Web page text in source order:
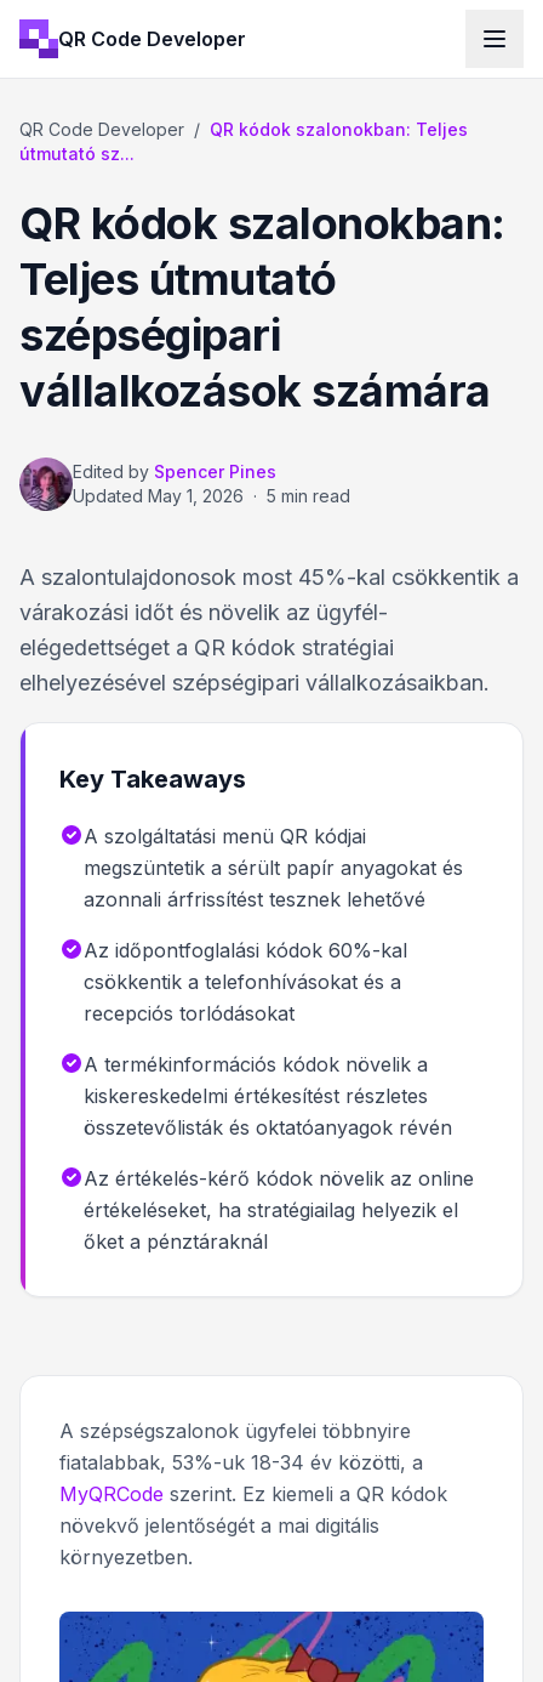
QR Code Developer
QR Code Developer / QR kódok szalonokban: Teljes
útmutató sz...
QR kódok szalonokban:
Teljes útmutató
szépségipari
vállalkozások számára
Edited by Spencer Pines
Updated May 1, 2026 · 5 min read
A szalontulajdonosok most 45%-kal csökkentik a
várakozási időt és növelik az ügyfél-
elégedettséget a QR kódok stratégiai
elhelyezésével szépségipari vállalkozásaikban.
Key Takeaways
A szolgáltatási menü QR kódjai
megszüntetik a sérült papír anyagokat és
azonnali árfrissítést tesznek lehetővé
Az időpontfoglalási kódok 60%-kal
csökkentik a telefonhívásokat és a
recepciós torlódásokat
A termékinformációs kódok növelik a
kiskereskedelmi értékesítést részletes
összetevőlisták és oktatóanyagok révén
Az értékelés-kérő kódok növelik az online
értékeléseket, ha stratégiailag helyezik el
őket a pénztáraknál
A szépségszalonok ügyfelei többnyire
fiatalabbak, 53%-uk 18-34 év közötti, a
MyQRCode szerint. Ez kiemeli a QR kódok
növekvő jelentőségét a mai digitális
környezetben.